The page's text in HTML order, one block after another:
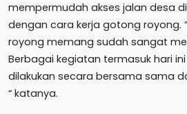
mempermudah akses jalan desa
dengan cara kerja gotong royong.
royong memang sudah sangat
Berbagai kegiatan termasuk hari
dilakukan secara bersama sama
“ katanya.